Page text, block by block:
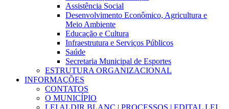
Assistência Social
Desenvolvimento Econômico, Agricultura e
Meio Ambiente
Educação e Cultura
Infraestrutura e Serviços Públicos
Saúde
Secretaria Municipal de Esportes
ESTRUTURA ORGANIZACIONAL
INFORMAÇÕES
CONTATOS
O MUNICÍPIO
LEI ALDIR BLANC | PROCESSOS | EDITAL LEI